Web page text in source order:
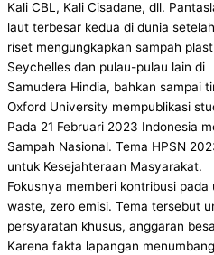
Kali CBL, Kali Cisadane, dll.
laut terbesar kedua di dunia
riset mengungkapkan sampah
Seychelles dan pulau-pulau lain di
Samudera Hindia, bahkan sampai
Oxford University mempublikasi
Pada 21 Februari 2023 Indonesia
Sampah Nasional. Tema HPSN
untuk Kesejahteraan Masyarakat.
Fokusnya memberi kontribusi
waste, zero emisi. Tema tersebut
persyaratan khusus, anggaran
Karena fakta lapangan